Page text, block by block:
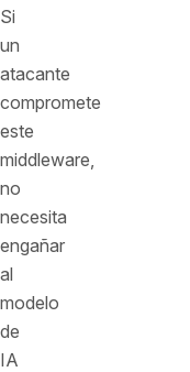
Si
un
atacante
compromete
este
middleware,
no
necesita
engañar
al
modelo
de
IA